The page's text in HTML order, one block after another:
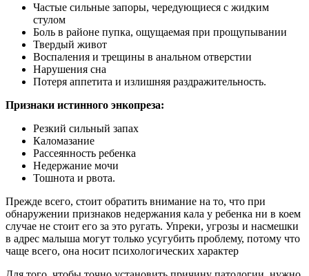
Частые сильные запоры, чередующиеся с жидким
стулом
Боль в районе пупка, ощущаемая при прощупывании
Твердый живот
Воспаления и трещины в анальном отверстии
Нарушения сна
Потеря аппетита и излишняя раздражительность.
Признаки истинного энкопреза:
Резкий сильный запах
Каломазание
Рассеянность ребенка
Недержание мочи
Тошнота и рвота.
Прежде всего, стоит обратить внимание на то, что при
обнаружении признаков недержания кала у ребенка ни в коем
случае не стоит его за это ругать. Упреки, угрозы и насмешки
в адрес малыша могут только усугубить проблему, потому что
чаще всего, она носит психологических характер